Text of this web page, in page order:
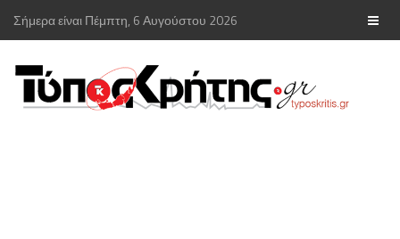
Σήμερα είναι Πέμπτη, 6 Αυγούστου 2026